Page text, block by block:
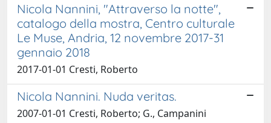
Nicola Nannini, "Attraverso la notte",
catalogo della mostra, Centro culturale
Le Muse, Andria, 12 novembre 2017-31
gennaio 2018
2017-01-01 Cresti, Roberto
Nicola Nannini. Nuda veritas.
2007-01-01 Cresti, Roberto; G., Campanini